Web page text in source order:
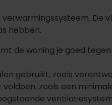
De
hebben.
de woning je goed
gebruikt, zoals
zoals een